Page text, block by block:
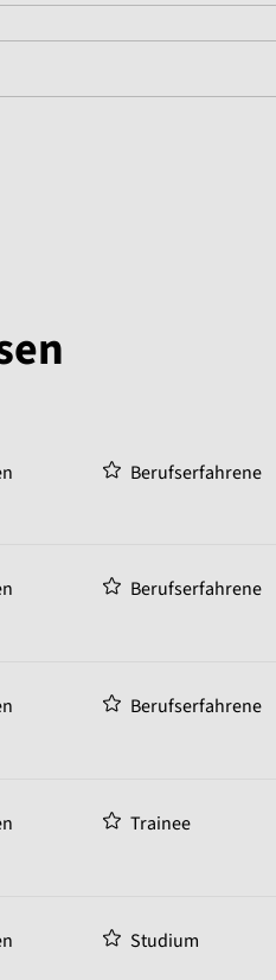
Berufserfahrene
Berufserfahrene
Berufserfahrene
Trainee
Studium